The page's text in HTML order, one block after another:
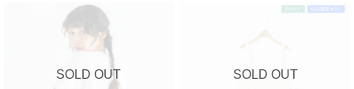
SOLD OUT SOLD OUT